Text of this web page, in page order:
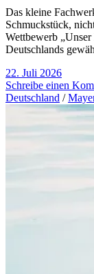
Das kleine
Schmuckstück,
Wettbewerb
Deutschlands
22. Juli 2026
Schreibe einen
Deutschland /